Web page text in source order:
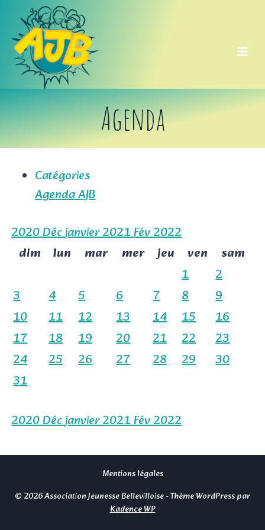
contenu
Agenda
Catégories
Agenda AJB
2020Décjanvier 2021Fév2022
dim
lun mar mer jeu ven
sam
1
2
3
4 5 6 7 8
9
10
11 12 13 14 15
16
17
18 19 20 21 22
23
24
25 26 27 28 29
30
31
2020Décjanvier 2021Fév2022
Mentions légales
© 2026 Association Jeunesse Bellevilloise - Thème WordPress par
Kadence WP